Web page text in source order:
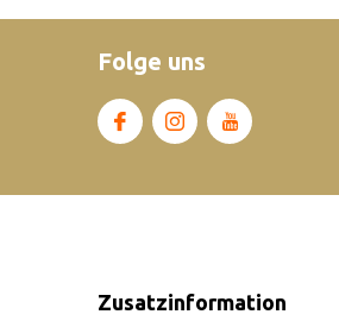
Folge uns
Zusatzinformation